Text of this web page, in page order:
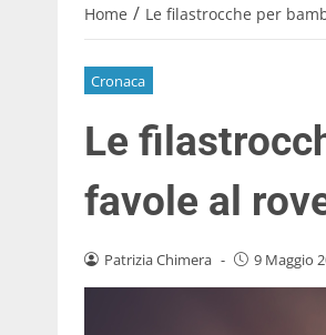
Home / Le filastrocche per
Cronaca
Le
favole al
Patrizia Chimera - 9 Maggio